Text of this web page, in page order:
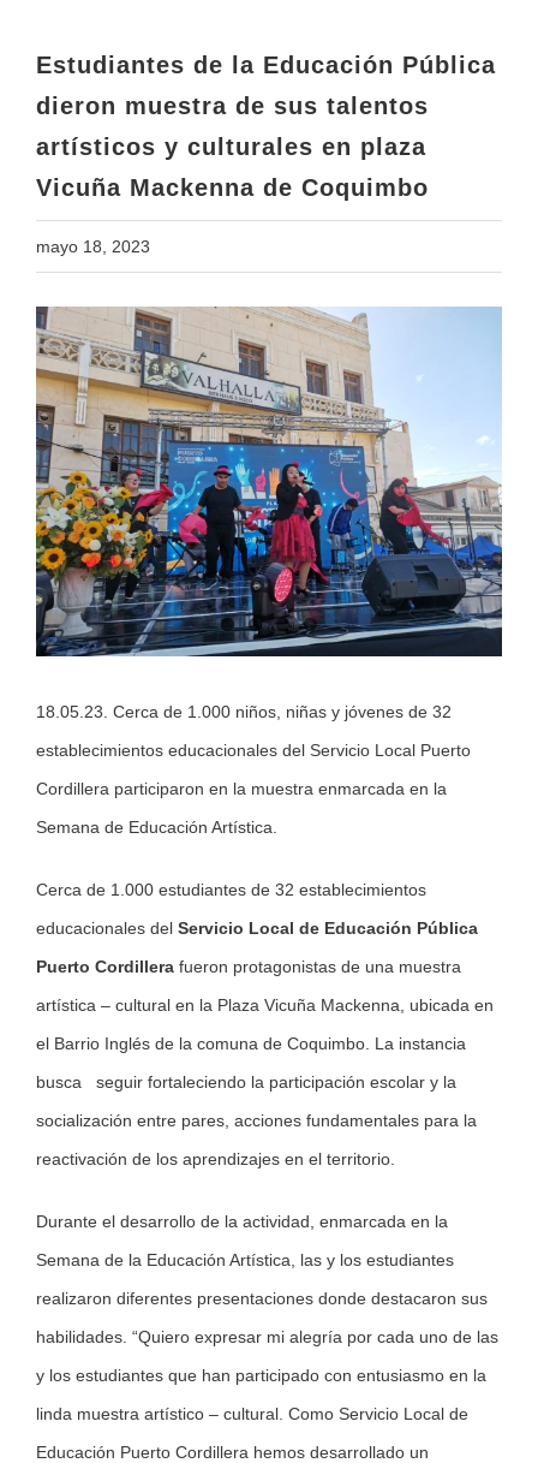
Estudiantes de la Educación Pública
dieron muestra de sus talentos
artísticos y culturales en plaza
Vicuña Mackenna de Coquimbo
mayo 18, 2023
View
Larger
Image
18.05.23. Cerca de 1.000 niños, niñas y jóvenes de 32
establecimientos educacionales del Servicio Local Puerto
Cordillera participaron en la muestra enmarcada en la
Semana de Educación Artística.
Cerca de 1.000 estudiantes de 32 establecimientos
educacionales del Servicio Local de Educación Pública
Puerto Cordillera fueron protagonistas de una muestra
artística – cultural en la Plaza Vicuña Mackenna, ubicada en
el Barrio Inglés de la comuna de Coquimbo. La instancia
busca seguir fortaleciendo la participación escolar y la
socialización entre pares, acciones fundamentales para la
reactivación de los aprendizajes en el territorio.
Durante el desarrollo de la actividad, enmarcada en la
Semana de la Educación Artística, las y los estudiantes
realizaron diferentes presentaciones donde destacaron sus
habilidades. “Quiero expresar mi alegría por cada uno de las
y los estudiantes que han participado con entusiasmo en la
linda muestra artístico – cultural. Como Servicio Local de
Educación Puerto Cordillera hemos desarrollado un